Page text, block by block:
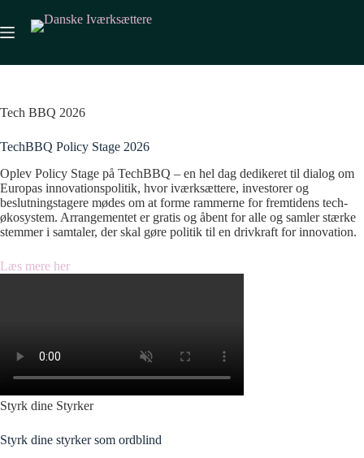
indhold
Tech BBQ 2026
TechBBQ Policy Stage 2026
Oplev Policy Stage på TechBBQ – en hel dag dedikeret til dialog om
Europas innovationspolitik, hvor iværksættere, investorer og
beslutningstagere mødes om at forme rammerne for fremtidens tech-
økosystem. Arrangementet er gratis og åbent for alle og samler stærke
stemmer i samtaler, der skal gøre politik til en drivkraft for innovation.
Læs mere her
Styrk dine Styrker
Styrk dine styrker som ordblind